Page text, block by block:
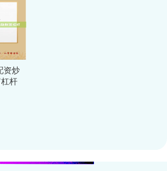
资炒
杆